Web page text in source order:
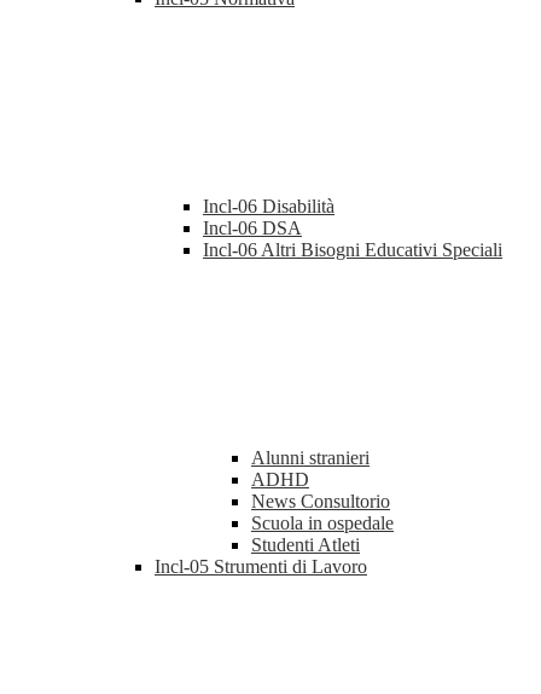
Incl-06 Disabilità
Incl-06 DSA
Incl-06 Altri Bisogni Educativi Speciali
Alunni stranieri
ADHD
News Consultorio
Scuola in ospedale
Studenti Atleti
Incl-05 Strumenti di Lavoro